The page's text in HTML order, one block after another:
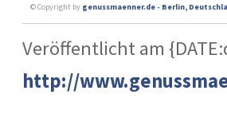
© Copyright by genussmaenner.de - Berlin,
Veröffentlicht am
http://